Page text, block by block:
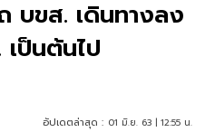
บขส. เดินทางลง
เป็นต้นไป
อัปเดตล่าสุด : 01 มิ.ย. 63 | 12:55 น.